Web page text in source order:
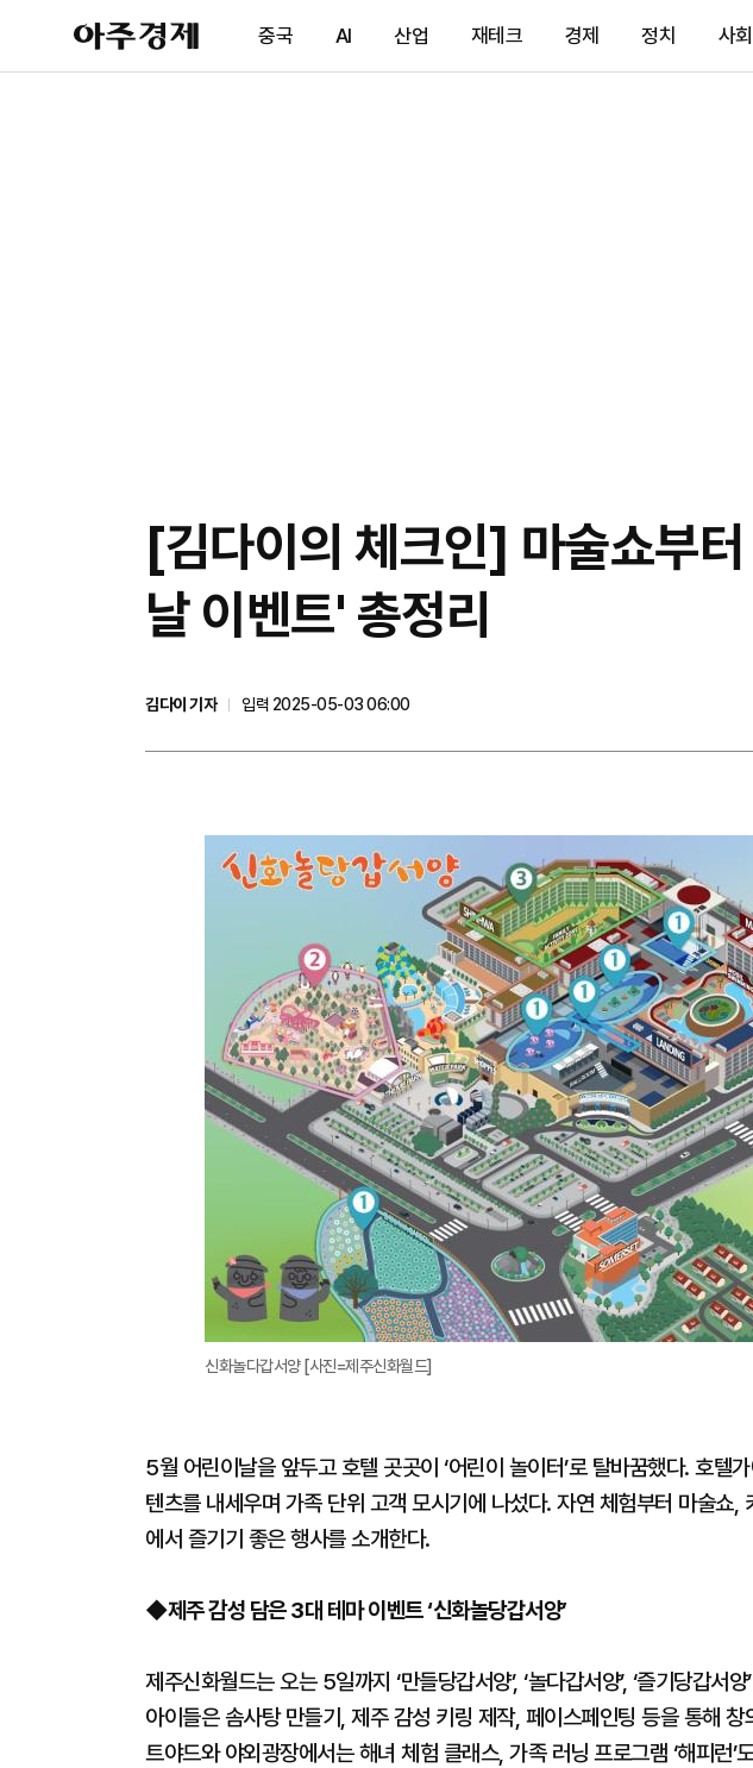
아
주
제
중국 AI 산업 재테크 경제 정치 사
[김다이의 체크인] 마술쇼부
날 이벤트' 총정리
김다이 기자
입력 2025-05-03 06:00
신화놀다갑서양 [사진=제주신화월드]
5월 어린이날을 앞두고 호텔 곳곳이 ‘어린이 놀이터’로 탈바꿈했다. 호텔
텐츠를 내세우며 가족 단위 고객 모시기에 나섰다. 자연 체험부터 마술쇼,
에서 즐기기 좋은 행사를 소개한다.
◆제주 감성 담은 3대 테마 이벤트 ‘신화놀당갑서양’
제주신화월드는 오는 5일까지 ‘만들당갑서양’, ‘놀다갑서양’, ‘즐기당갑서
아이들은 솜사탕 만들기, 제주 감성 키링 제작, 페이스페인팅 등을 통해
트야드와 야외광장에서는 해녀 체험 클래스, 가족 러닝 프로그램 ‘해피런’